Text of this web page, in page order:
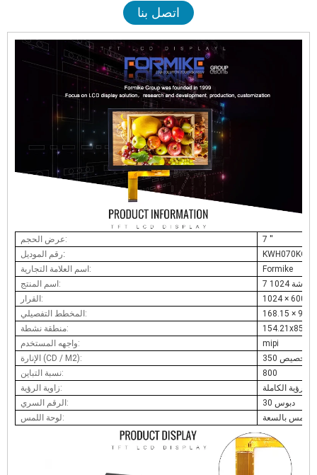
اتصل بنا
عرض الحجم:
7 ''
رقم الموديل:
اسم العلامة التجارية:
Formike
اسم المنتج:
القرار:
المخطط التفصيلي:
منطقة نشطة:
واجهه المستخدم:
mipi
الإنارة (CD / M2):
350 وتخصيص
نسبة التباين:
800
زاوية الرؤية:
الرؤية الكاملة
الرقم السري:
30 دبوس
لوحة اللمس:
بالسعة